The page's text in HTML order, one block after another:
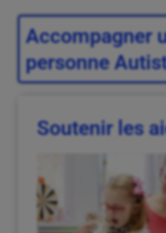
Accompagner
personne
Soutenir les